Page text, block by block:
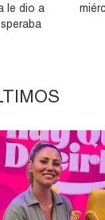
le dio a